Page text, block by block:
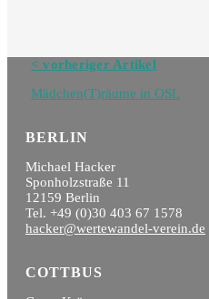
Navigation
Blog
< vorheriger Artikel
Mädchen(T)räume in OSL
BERLIN
Michael Hacker
Sponholzstraße 11
12159 Berlin
Tel. +49 (0)30 403 67 1578
hacker@wertewandel-verein.de
COTTBUS